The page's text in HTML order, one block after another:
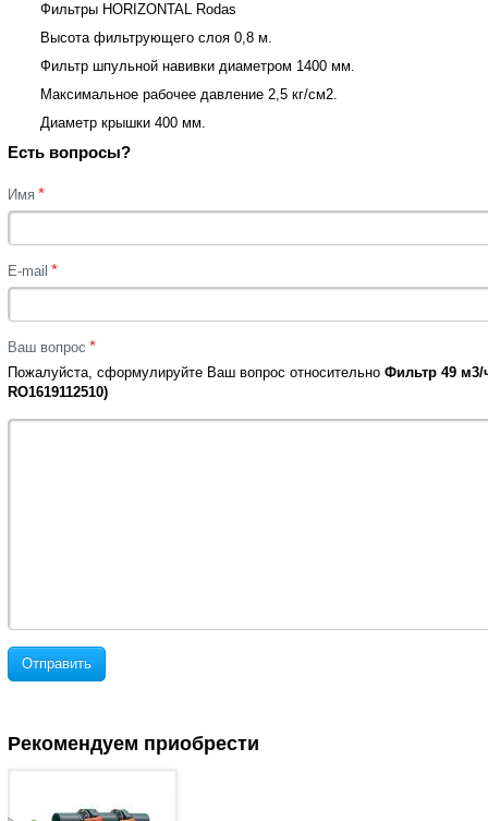
Фильтры HORIZONTAL Rodas
Высота фильтрующего слоя 0,8 м.
Фильтр шпульной навивки диаметром 1400 мм.
Максимальное рабочее давление 2,5 кг/cм2.
Диаметр крышки 400 мм.
Есть вопросы?
Имя *
E-mail *
Ваш вопрос *
Пожалуйста, сформулируйте Ваш вопрос относительно Фильтр 49 м3/
RO1619112510)
Отправить
Рекомендуем приобрести